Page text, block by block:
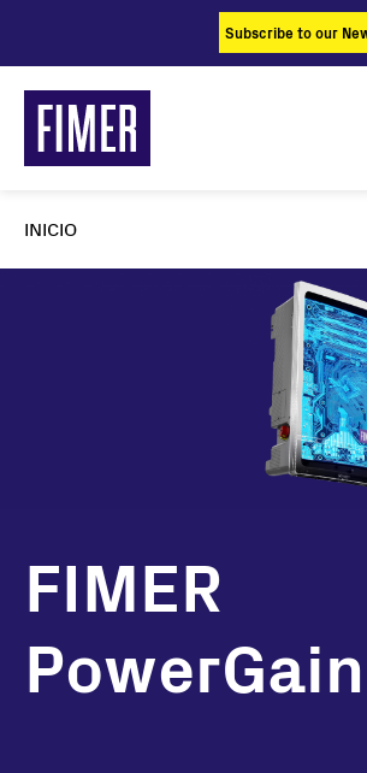
principal
Subscribe to our
INICIO
FIMER
PowerGain